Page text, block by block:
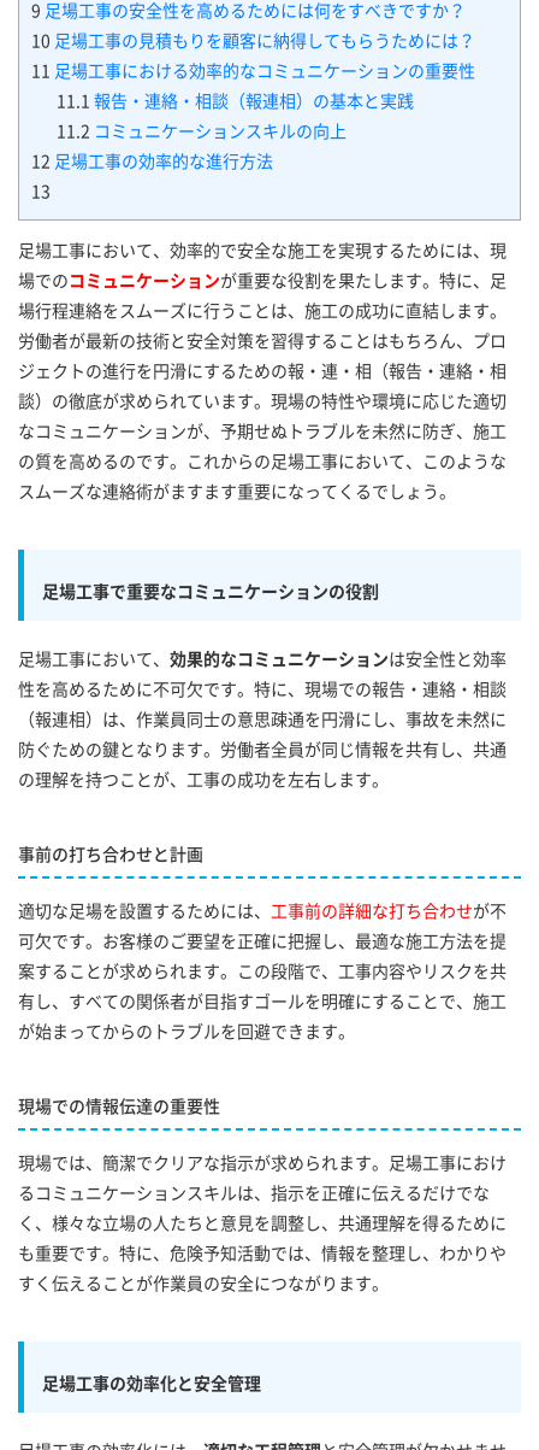
9 足場工事の安全性を高めるためには何をすべきですか？
10 足場工事の見積もりを顧客に納得してもらうためには？
11
足場工事における効率的なコミュニケーションの重要性
11.1 報告・連絡・相談（報連相）の基本と実践
11.2 コミュニケーションスキルの向上
12 足場工事の効率的な進行方法
13
足場工事において、効率的で安全な施工を実現するためには、現
場での コミュニケーションが重要な役割を果たします。特に、足
場行程連絡をスムーズに行うことは、施工の成功に直結します。
労働者が最新の技術と安全対策を習得することはもちろん、プロ
ジェクトの進行を円滑にするための報・連・相（報告・連絡・相
談）の徹底が求められています。現場の特性や環境に応じた適切
なコミュニケーションが、予期せぬトラブルを未然に防ぎ、施工
の質を高めるのです。これからの足場工事において、このような
スムーズな連絡術がますます重要になってくるでしょう。
足場工事で重要なコミュニケーションの役割
足場工事において、 効果的なコミュニケーションは安全性と効率
性を高めるために不可欠です。特に、現場での報告・連絡・相談
（報連相）は、作業員同士の意思疎通を円滑にし、事故を未然に
防ぐための鍵となります。労働者全員が同じ情報を共有し、共通
の理解を持つことが、工事の成功を左右します。
事前の打ち合わせと計画
適切な足場を設置するためには、 工事前の詳細な打ち合わせが不
可欠です。お客様のご要望を正確に把握し、最適な施工方法を提
案することが求められます。この段階で、工事内容やリスクを共
有し、すべての関係者が目指すゴールを明確にすることで、施工
が始まってからのトラブルを回避できます。
現場での情報伝達の重要性
現場では、簡潔でクリアな指示が求められます。足場工事におけ
るコミュニケーションスキルは、指示を正確に伝えるだけでな
く、様々な立場の人たちと意見を調整し、共通理解を得るために
も重要です。特に、危険予知活動では、情報を整理し、わかりや
すく伝えることが作業員の安全につながります。
足場工事の効率化と安全管理